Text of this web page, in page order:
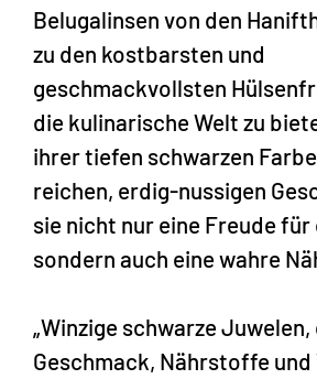
Belugalinsen von den
zu den kostbarsten und
geschmackvollsten
die kulinarische Welt zu
ihrer tiefen schwarzen
reichen, erdig-nussigen
sie nicht nur eine Freude für
sondern auch eine wahre
„Winzige schwarze Juwelen,
Geschmack, Nährstoffe